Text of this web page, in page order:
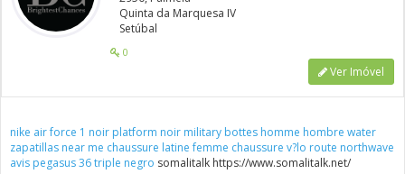
Quinta da Marquesa IV
Setúbal
0
Ver Imóvel
nike air force 1 noir platform noir military bottes homme hombre water
zapatillas near me chaussure latine femme chaussure v?lo route northwave
avis pegasus 36 triple negro somalitalk https://www.somalitalk.net/